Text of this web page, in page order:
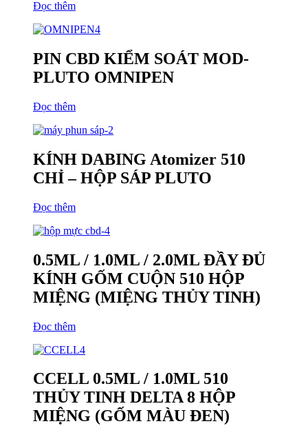
Đọc thêm
PIN CBD KIỂM SOÁT MOD-
PLUTO OMNIPEN
Đọc thêm
KÍNH DABING Atomizer 510
CHỈ – HỘP SÁP PLUTO
Đọc thêm
0.5ML / 1.0ML / 2.0ML ĐẦY ĐỦ
KÍNH GỐM CUỘN 510 HỘP
MIỆNG (MIỆNG THỦY TINH)
Đọc thêm
CCELL 0.5ML / 1.0ML 510
THỦY TINH DELTA 8 HỘP
MIỆNG (GỐM MÀU ĐEN)